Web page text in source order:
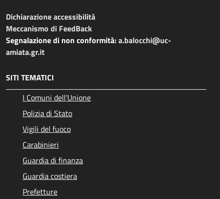
Dichiarazione accessibilità
Meccanismo di FeedBack
Segnalazione di non conformità:a.balocchi@uc-
amiata.gr.it
SITI TEMATICI
I Comuni dell'Unione
Polizia di Stato
Vigili del fuoco
Carabinieri
Guardia di finanza
Guardia costiera
Prefetture